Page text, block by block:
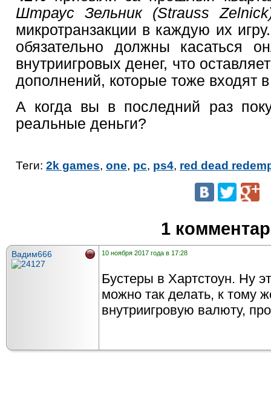
Штраус Зельник (Strauss
микротранзакции в каждую их
обязательно должны касаться
внутриигровых денег, что
дополнений, которые тоже входят в
А когда вы в последний раз
реальные деньги?
Теги: 2k games, one, pc, ps4, red dead
1
Вадим666 10 ноября 2017 года в 17:28
Бустеры в Хартстоун. Ну
можно так делать, к тому
внутриигровую валюту,